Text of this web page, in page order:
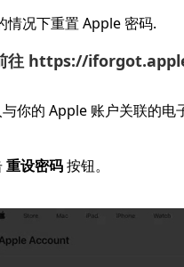
情况下重置 Apple 密码.
往 https://
你的 Apple 账户关联的电
重设密码按钮。